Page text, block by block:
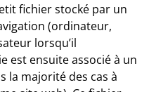
fichier stocké par un
(ordinateur,
lorsqu’il
est ensuite associé à un
la majorité des cas à